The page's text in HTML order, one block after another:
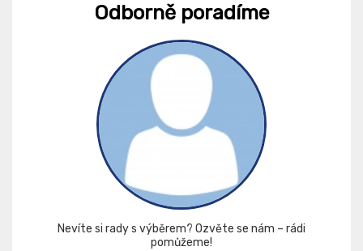
Odborně poradíme
Nevíte si rady s výběrem? Ozvěte se nám – rádi
pomůžeme!